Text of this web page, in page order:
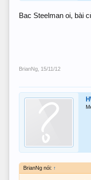
Bac Steelman oi, bài
BrianNg 15/11/12
BrianNg nói: ↑